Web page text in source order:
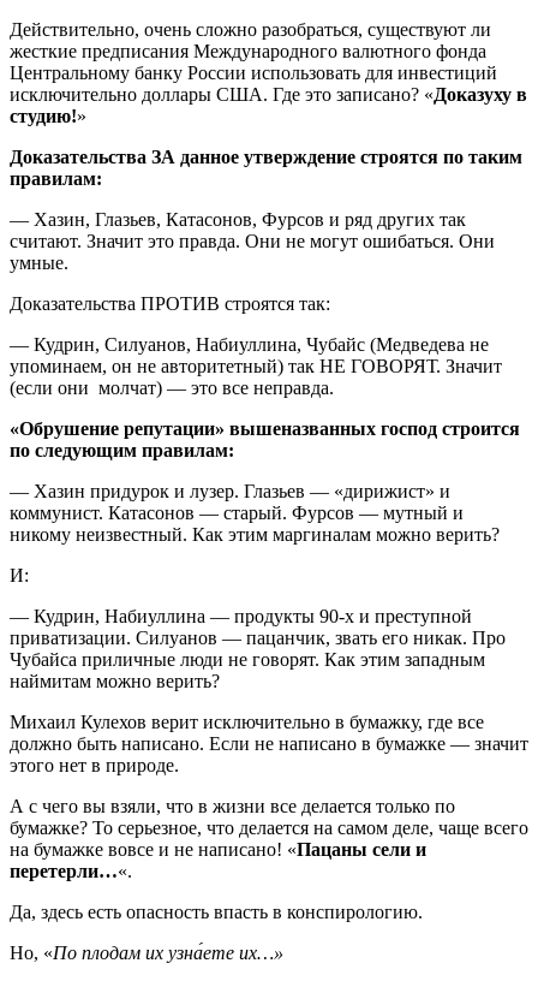
Действительно, очень сложно разобраться, существуют ли
жесткие предписания Международного валютного фонда
Центральному банку России использовать для инвестиций
исключительно доллары США. Где это записано? «Доказуху в
студию!»
Доказательства ЗА данное утверждение строятся по таким
правилам:
— Хазин, Глазьев, Катасонов, Фурсов и ряд других так
считают. Значит это правда. Они не могут ошибаться. Они
умные.
Доказательства ПРОТИВ строятся так:
— Кудрин, Силуанов, Набиуллина, Чубайс (Медведева не
упоминаем, он не авторитетный) так НЕ ГОВОРЯТ. Значит
(если они молчат) — это все неправда.
«Обрушение репутации» вышеназванных господ строится
по следующим правилам:
— Хазин придурок и лузер. Глазьев — «дирижист» и
коммунист. Катасонов — старый. Фурсов — мутный и
никому неизвестный. Как этим маргиналам можно верить?
И:
— Кудрин, Набиуллина — продукты 90-х и преступной
приватизации. Силуанов — пацанчик, звать его никак. Про
Чубайса приличные люди не говорят. Как этим западным
наймитам можно верить?
Михаил Кулехов верит исключительно в бумажку, где все
должно быть написано. Если не написано в бумажке — значит
этого нет в природе.
А с чего вы взяли, что в жизни все делается только по
бумажке? То серьезное, что делается на самом деле, чаще всего
на бумажке вовсе и не написано! «Пацаны сели и
перетерли…«.
Да, здесь есть опасность впасть в конспирологию.
Но, «По плодам их узна́ете их…»